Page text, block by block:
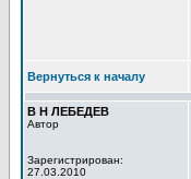
Вернуться к началу
В Н ЛЕБЕДЕВ
Автор
Зарегистрирован:
27.03.2010